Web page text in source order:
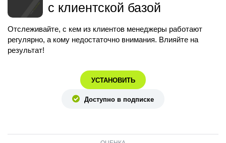
ВНЕДРЕНИЕ
ПОЛЕЗНОЕ
ПОЛУЧИТЬ БЕСПЛАТНО
ВХОД
с клиентской базой
Отслеживайте, с кем из клиентов менеджеры работают
регулярно, а кому недостаточно внимания. Влияйте на
результат!
УСТАНОВИТЬ
Доступно в подписке